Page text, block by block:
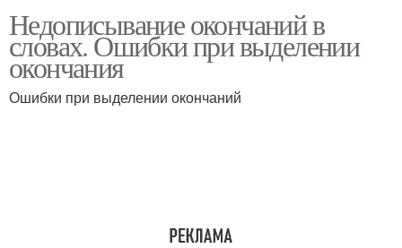
Недописывание окончаний в
словах. Ошибки при выделении
окончания
Ошибки при выделении окончаний